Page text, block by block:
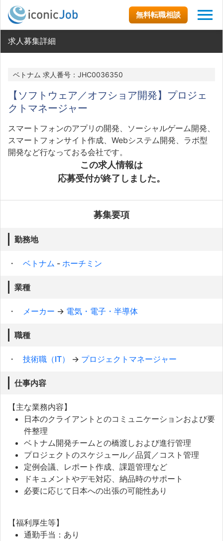
無料転職相談
求人募集詳細
ベトナム 求人番号：JHC0036350
【ソフトウェア／オフショア開発】プロジェ
クトマネージャー
スマートフォンのアプリの開発、ソーシャルゲーム開発、
スマートフォンサイト作成、Webシステム開発、ラボ型
開発など行なっておる会社です。
この求人情報は
応募受付が終了しました。
募集要項
勤務地
ベトナム - ホーチミン
業種
メーカー → 電気・電子・半導体
職種
技術職（IT） → プロジェクトマネージャー
仕事内容
【主な業務内容】
日本のクライアントとのコミュニケーションおよび要
件整理
ベトナム開発チームとの橋渡しおよび進行管理
プロジェクトのスケジュール／品質／コスト管理
定例会議、レポート作成、課題管理など
ドキュメントやデモ対応、納品時のサポート
必要に応じて日本への出張の可能性あり
【福利厚生等】
通勤手当：あり